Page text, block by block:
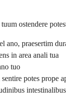
ostendere
ano, praesertim
in area anali tua
tuo
potes prope